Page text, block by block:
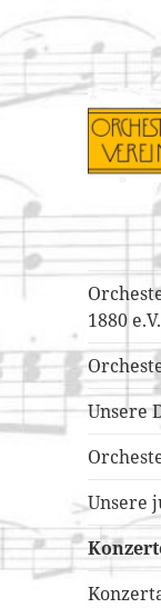
e.V.
1880 e.V.
Unsere
Unsere